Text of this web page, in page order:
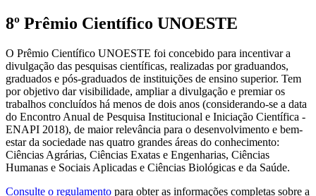
8º Prêmio Científico UNOESTE
O Prêmio Científico UNOESTE foi concebido para incentivar a
divulgação das pesquisas científicas, realizadas por graduandos,
graduados e pós-graduados de instituições de ensino superior. Tem
por objetivo dar visibilidade, ampliar a divulgação e premiar os
trabalhos concluídos há menos de dois anos (considerando-se a data
do Encontro Anual de Pesquisa Institucional e Iniciação Científica -
ENAPI 2018), de maior relevância para o desenvolvimento e bem-
estar da sociedade nas quatro grandes áreas do conhecimento:
Ciências Agrárias, Ciências Exatas e Engenharias, Ciências
Humanas e Sociais Aplicadas e Ciências Biológicas e da Saúde.
Consulte o regulamento para obter as informações completas sobre a